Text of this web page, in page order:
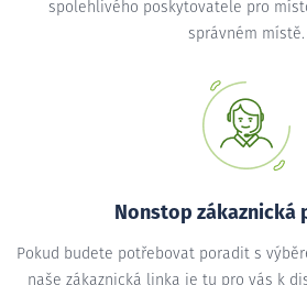
spolehlivého poskytovatele pro
správném místě.
Nonstop zákaznická
Pokud budete potřebovat poradit s
naše zákaznická linka je tu pro vás k